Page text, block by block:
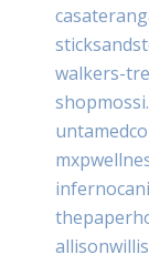
walkers-